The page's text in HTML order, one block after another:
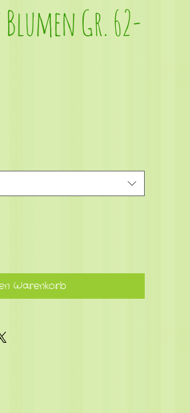
Gr. 62-
Warenkorb